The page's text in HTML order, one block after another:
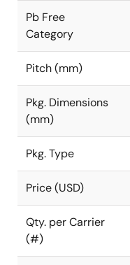
Pb Free
Category
Pitch (mm)
Pkg. Dimensions
(mm)
Pkg. Type
Price (USD)
Qty. per Carrier
(#)